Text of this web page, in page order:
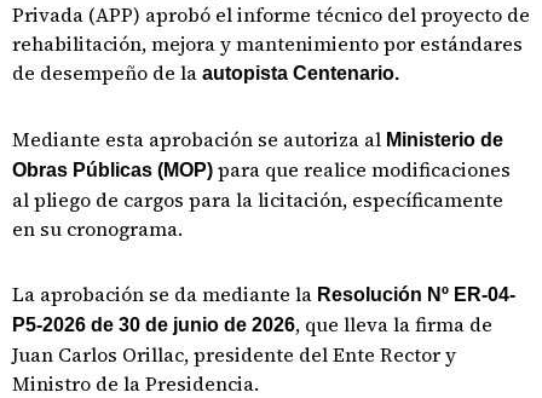
Privada (APP) aprobó el informe técnico del proyecto de
rehabilitación, mejora y mantenimiento por estándares
de desempeño de la autopista Centenario.
Mediante esta aprobación se autoriza al Ministerio de
Obras Públicas (MOP) para que realice modificaciones
al pliego de cargos para la licitación, específicamente
en su cronograma.
La aprobación se da mediante la Resolución Nº ER-04-
P5-2026 de 30 de junio de 2026, que lleva la firma de
Juan Carlos Orillac, presidente del Ente Rector y
Ministro de la Presidencia.